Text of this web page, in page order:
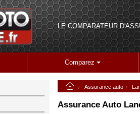
LE COMPARATEUR
Comparez
Assurance auto
Assurance Auto